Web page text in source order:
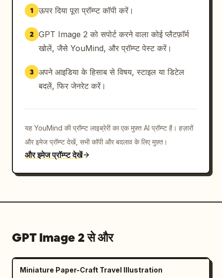
1 ऊपर दिया पूरा प्रॉम्प्ट कॉपी करें।
2 GPT Image 2 को सपोर्ट करने वाला कोई प्लैटफ़ॉर्म
खोलें, जैसे YouMind, और प्रॉम्प्ट पेस्ट करें।
3 अपने आइडिया के हिसाब से विषय, स्टाइल या डिटेल
बदलें, फिर जेनरेट करें।
यह YouMind की प्रॉम्प्ट लाइब्रेरी का एक मुफ़्त AI प्रॉम्प्ट है। हज़ारों
और इमेज प्रॉम्प्ट देखें, सभी कॉपी और बदलाव के लिए मुफ़्त।
और इमेज प्रॉम्प्ट देखें
GPT Image 2 से और
Miniature Paper-Craft Travel Illustration